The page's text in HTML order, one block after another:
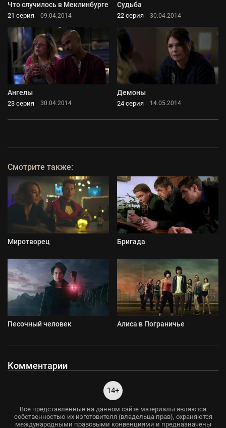
Что случилось в Меклинбурге
21 серия 09.04.2014
Судьба
22 серия 30.04.2014
Ангелы
23 серия 30.04.2014
Демоны
24 серия 14.05.2014
Смотрите также:
Миротворец Бригада
Песочный человек Алиса в Пограничье
Комментарии
14+
Все представленные на данном сайте материалы являются
собственностью их изготовителя (владельца прав), охраняются
международными правовыми конвенциями и предназначены